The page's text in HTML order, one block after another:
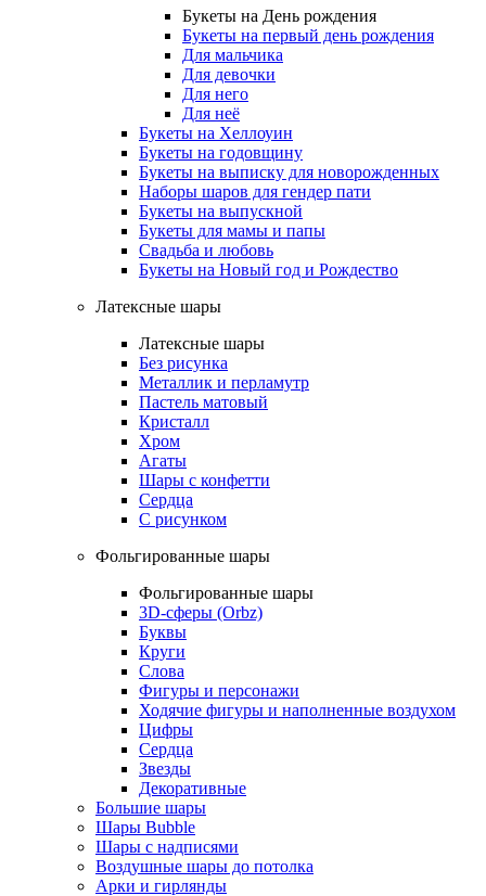
Букеты на День рождения
Букеты на первый день рождения
Для мальчика
Для девочки
Для него
Для неё
Букеты на Хеллоуин
Букеты на годовщину
Букеты на выписку для новорожденных
Наборы шаров для гендер пати
Букеты на выпускной
Букеты для мамы и папы
Свадьба и любовь
Букеты на Новый год и Рождество
Латексные шары
Латексные шары
Без рисунка
Металлик и перламутр
Пастель матовый
Кристалл
Хром
Агаты
Шары с конфетти
Сердца
С рисунком
Фольгированные шары
Фольгированные шары
3D-сферы (Orbz)
Буквы
Круги
Слова
Фигуры и персонажи
Ходячие фигуры и наполненные воздухом
Цифры
Сердца
Звезды
Декоративные
Большие шары
Шары Bubble
Шары с надписями
Воздушные шары до потолка
Арки и гирлянды